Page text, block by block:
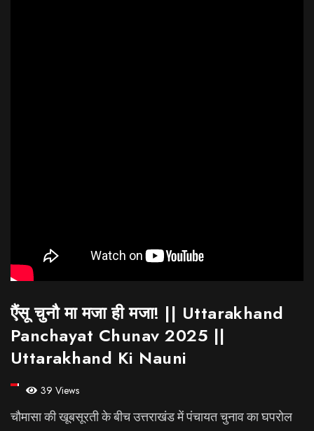
एैंसू चुनौ मा मजा ही मजा! || Uttarakhand
Panchayat Chunav 2025 ||
Uttarakhand Ki Nauni
39 Views
चौमासा की खूबसूरती के बीच उत्तराखंड में पंचायत चुनाव का घपरोल